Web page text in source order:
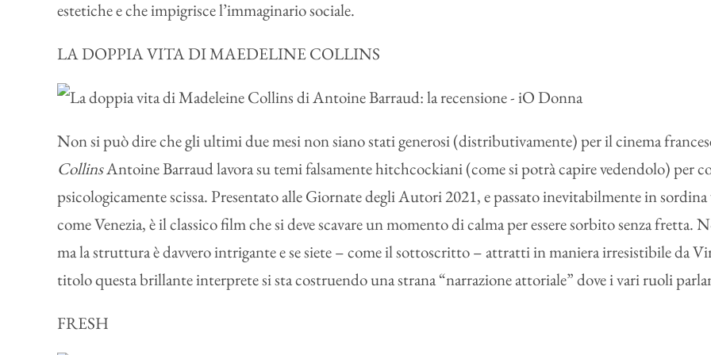
estetiche e che impigrisce l’immaginario sociale.
LA DOPPIA VITA DI MAEDELINE COLLINS
Non si può dire che gli ultimi due mesi non siano stati generosi (distributivamente) per il cinema
CollinsAntoine Barraud lavora su temi falsamente hitchcockiani (come si potrà capire vedendolo) per
psicologicamente scissa. Presentato alle Giornate degli Autori 2021, e passato inevitabilmente in
come Venezia, è il classico film che si deve scavare un momento di calma per essere sorbito senza
ma la struttura è davvero intrigante e se siete – come il sottoscritto – attratti in maniera irresistibile da
titolo questa brillante interprete si sta costruendo una strana “narrazione attoriale” dove i vari ruoli
FRESH